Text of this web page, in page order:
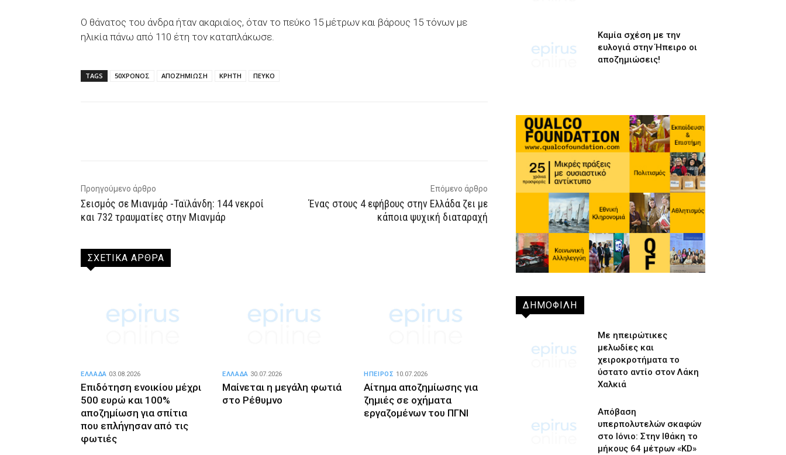
Ο θάνατος του άνδρα ήταν ακαριαίος, όταν το πεύκο 15 μέτρων και βάρους 15 τόνων με
ηλικία πάνω από 110 έτη τον καταπλάκωσε.
TAGS 50ΧΡΟΝΟΣ ΑΠΟΖΗΜΙΩΣΗ ΚΡΗΤΗ ΠΕΥΚΟ
Προηγούμενο άρθρο
Σεισμός σε Μιανμάρ -Ταϊλάνδη: 144 νεκροί
και 732 τραυματίες στην Μιανμάρ
Επόμενο άρθρο
Ένας στους 4 εφήβους στην Ελλάδα ζει με
κάποια ψυχική διαταραχή
ΣΧΕΤΙΚΑ ΑΡΘΡΑ
Επιδότηση ενοικίου μέχρι
500 ευρώ και 100%
αποζημίωση για σπίτια
που επλήγησαν από τις
φωτιές
ΕΛΛΑΔΑ 03.08.2026
Μαίνεται η μεγάλη φωτιά
στο Ρέθυμνο
ΕΛΛΑΔΑ 30.07.2026
Αίτημα αποζημίωσης για
ζημιές σε οχήματα
εργαζομένων του ΠΓΝΙ
ΗΠΕΙΡΟΣ 10.07.2026
Καμία σχέση με την
ευλογιά στην Ήπειρο οι
αποζημιώσεις!
ΔΗΜΟΦΙΛΗ
Με ηπειρώτικες
μελωδίες και
χειροκροτήματα το
ύστατο αντίο στον Λάκη
Χαλκιά
Απόβαση
υπερπολυτελών σκαφών
στο Ιόνιο: Στην Ιθάκη το
μήκους 64 μέτρων «KD»